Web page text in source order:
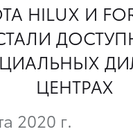
HILUX И
ЦЕНТРАХ
2020 г.